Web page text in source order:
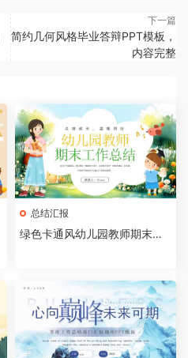
下一篇
简约几何风格毕业答辩PPT模板，
内容完整
总结汇报
绿色卡通风幼儿园教师期末工